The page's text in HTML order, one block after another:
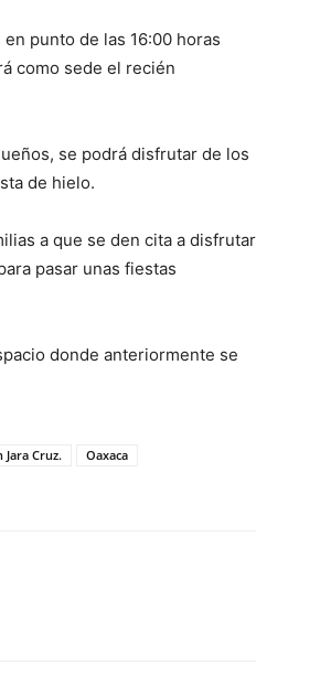
punto de las 16:00 horas
como sede el recién
se podrá disfrutar de los
de hielo.
a que se den cita a disfrutar
pasar unas fiestas
donde anteriormente se
Cruz.
Oaxaca